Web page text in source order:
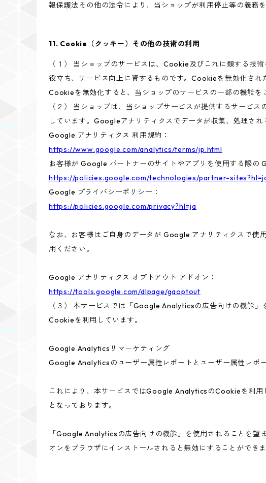
報保護法その他の法令により、当ショップが利用停止等の義務
11. Cookie（クッキー）その他の技術の利用
（１） 当ショップのサービスは、Cookie及びこれに類する技
役立ち、サービス向上に資するものです。Cookieを無効化さ
Cookieを無効化すると、当ショップのサービスの一部の機能を
（２） 当ショップは、当ショップサービスが提供するサービ
しています。Googleアナリティクスでデータが収集、処理さ
Google アナリティクス 利用規約：
https://www.google.com/analytics/terms/jp.html
お客様が Google パートナーのサイトやアプリを使用する際の
https://policies.google.com/technologies/partner-
Google プライバシーポリシー：
https://policies.google.com/privacy?hl=ja
なお、お客様はご自身のデータが Google アナリティクスで
用ください。
Google アナリティクス オプトアウト アドオン：
https://tools.google.com/dlpage/gaoptout
（３） 本サービスでは「Google Analyticsの広告向けの機能
Cookieを利用しています。
Google Analyticsリマーケティング
Google Analyticsのユーザー属性レポートとユーザー属性レポ
これにより、本サービスではGoogle AnalyticsのCookieを利
となっております。
「Google Analyticsの広告向けの機能」を使用されることを
オンをブラウザにインストールされると無効にすることができま